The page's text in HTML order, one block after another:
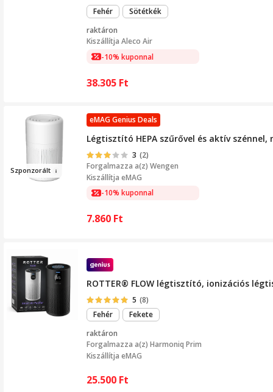
Fehér
Sötétkék
raktáron
Kiszállítja Aleco Air
-10% kuponnal
38.305 Ft
Szponzorált
eMAG Genius Deals
Légtisztító HEPA szűrővel és aktív
3 (2)
Forgalmazza a(z) Wengen
Kiszállítja eMAG
-10% kuponnal
7.860 Ft
ROTTER® FLOW légtisztító, ionizációs
5 (8)
Fehér
Fekete
raktáron
Forgalmazza a(z) Harmoniq Prim
Kiszállítja eMAG
25.500 Ft